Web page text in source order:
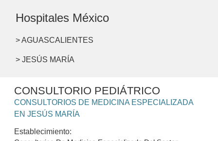
Hospitales México
> AGUASCALIENTES
> JESÚS MARÍA
CONSULTORIO PEDIÁTRICO
CONSULTORIOS DE MEDICINA ESPECIALIZADA
EN JESÚS MARÍA
Establecimiento: